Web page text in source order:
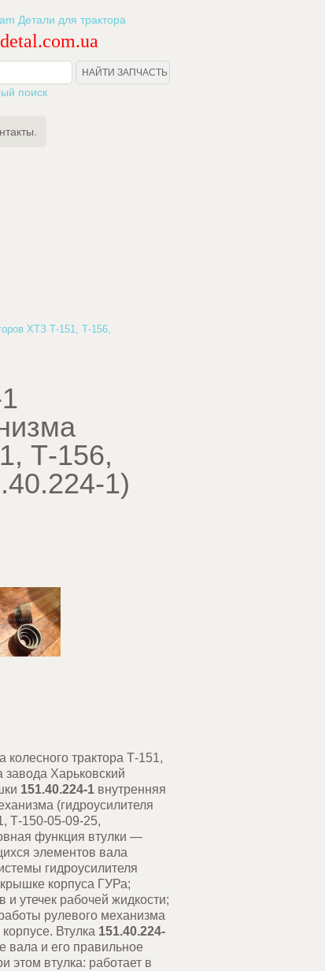
поиск
ХТЗ Т-151, Т-156,
Т-156,
1)
колесного трактора Т-151,
Харьковский
151.40.224-1 внутренняя
(гидроусилителя
Т-150-05-09-25,
функция втулки —
элементов вала
гидроусилителя
корпуса ГУРа;
утечек рабочей жидкости;
рулевого механизма
Втулка 151.40.224-
вала и его правильное
этом втулка: работает в